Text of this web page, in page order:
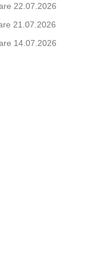
22.07.2026
21.07.2026
14.07.2026